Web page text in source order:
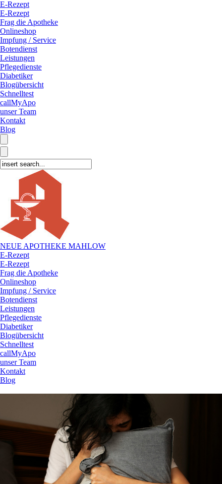
E-Rezept
E-Rezept
Frag die Apotheke
Onlineshop
Impfung / Service
Botendienst
Leistungen
Pflegedienste
Diabetiker
Blogübersicht
Schnelltest
callMyApo
unser Team
Kontakt
Blog
NEUE APOTHEKE MAHLOW
E-Rezept
E-Rezept
Frag die Apotheke
Onlineshop
Impfung / Service
Botendienst
Leistungen
Pflegedienste
Diabetiker
Blogübersicht
Schnelltest
callMyApo
unser Team
Kontakt
Blog